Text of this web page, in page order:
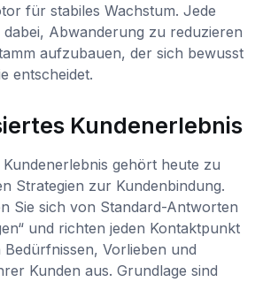
für stabiles Wachstum. Jede
Abwanderung zu reduzieren
aufzubauen, der sich bewusst
entscheidet.
Kundenerlebnis
gehört heute zu
Strategien zur Kundenbindung.
Sie sich von Standard-Antworten
und richten jeden Kontaktpunkt
Bedürfnissen, Vorlieben und
Kunden aus. Grundlage sind